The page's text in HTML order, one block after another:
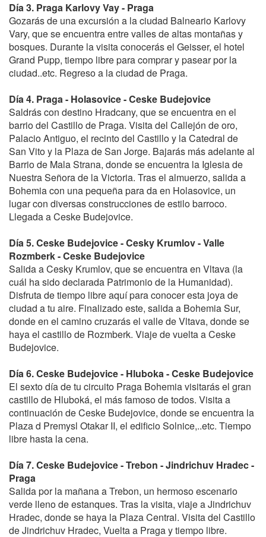
Día 3. Praga Karlovy Vay - Praga
Gozarás de una excursión a la ciudad Balneario Karlovy
Vary, que se encuentra entre valles de altas montañas y
bosques. Durante la visita conocerás el Geisser, el hotel
Grand Pupp, tiempo libre para comprar y pasear por la
ciudad..etc. Regreso a la ciudad de Praga.
Día 4. Praga - Holasovice - Ceske Budejovice
Saldrás con destino Hradcany, que se encuentra en el
barrio del Castillo de Praga. Visita del Callejón de oro,
Palacio Antiguo, el recinto del Castillo y la Catedral de
San Vito y la Plaza de San Jorge. Bajarás más adelante al
Barrio de Mala Strana, donde se encuentra la Iglesia de
Nuestra Señora de la Victoria. Tras el almuerzo, salida a
Bohemia con una pequeña para da en Holasovice, un
lugar con diversas construcciones de estilo barroco.
Llegada a Ceske Budejovice.
Día 5. Ceske Budejovice - Cesky Krumlov - Valle
Rozmberk - Ceske Budejovice
Salida a Cesky Krumlov, que se encuentra en Vltava (la
cuál ha sido declarada Patrimonio de la Humanidad).
Disfruta de tiempo libre aquí para conocer esta joya de
ciudad a tu aire. Finalizado este, salida a Bohemia Sur,
donde en el camino cruzarás el valle de Vltava, donde se
haya el castillo de Rozmberk. Viaje de vuelta a Ceske
Budejovice.
Día 6. Ceske Budejovice - Hluboka - Ceske Budejovice
El sexto día de tu circuito Praga Bohemia visitarás el gran
castillo de Hluboká, el más famoso de todos. Visita a
continuación de Ceske Budejovice, donde se encuentra la
Plaza d Premysl Otakar II, el edificio Solnice,..etc. Tiempo
libre hasta la cena.
Día 7. Ceske Budejovice - Trebon - Jindrichuv Hradec -
Praga
Salida por la mañana a Trebon, un hermoso escenario
verde lleno de estanques. Tras la visita, viaje a Jindrichuv
Hradec, donde se haya la Plaza Central. Visita del Castillo
de Jindrichuv Hradec, Vuelta a Praga y tiempo libre.